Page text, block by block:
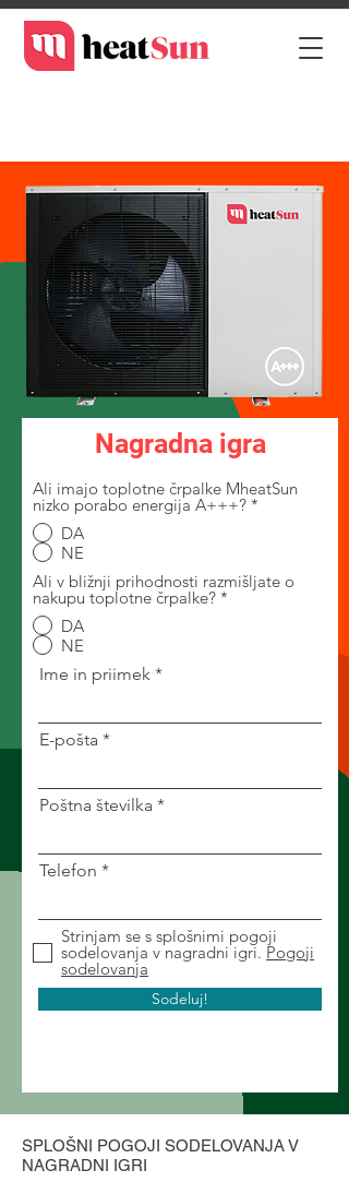
Nagradna igra
Ali imajo toplotne črpalke MheatSun
nizko porabo energija A+++? *
DA
NE
Ali v bližnji prihodnosti razmišljate o
nakupu toplotne črpalke? *
DA
NE
Ime in priimek
E-pošta
Poštna številka
Telefon
Strinjam se s splošnimi pogoji
sodelovanja v nagradni igri. Pogoji
sodelovanja
Sodeluj!
SPLOŠNI POGOJI SODELOVANJA V
NAGRADNI IGRI